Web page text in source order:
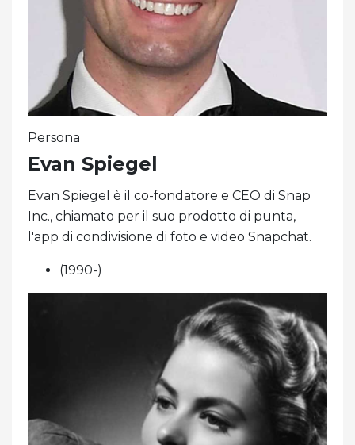
Persona
Evan Spiegel
Evan Spiegel è il co-fondatore e CEO di Snap
Inc., chiamato per il suo prodotto di punta,
l'app di condivisione di foto e video Snapchat.
(1990-)